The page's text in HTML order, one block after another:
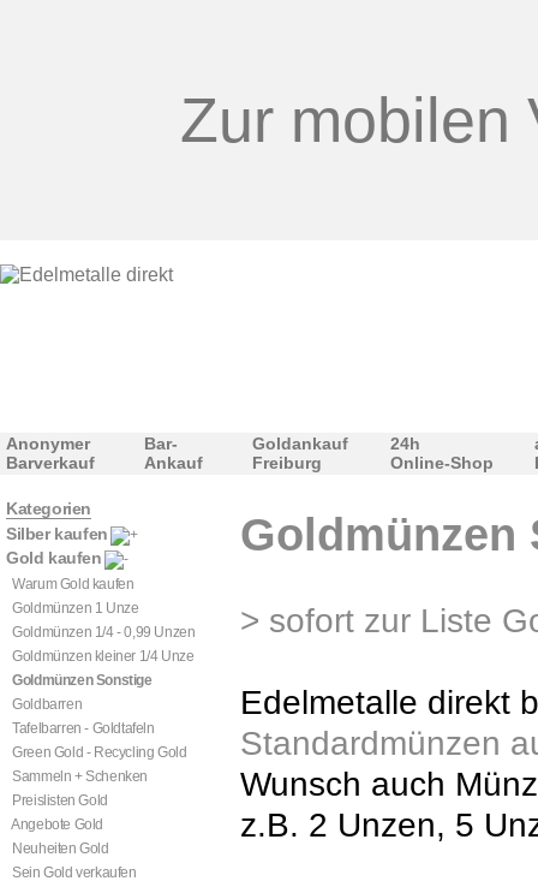
Zur mobilen
Anonymer
Barverkauf
Bar-
Ankauf
Goldankauf
Freiburg
24h
Online-Shop
Kategorien
Silber kaufen
Gold kaufen
Warum Gold kaufen
Goldmünzen 1 Unze
Goldmünzen 1/4 - 0,99 Unzen
Goldmünzen kleiner 1/4 Unze
Goldmünzen Sonstige
Goldbarren
Tafelbarren - Goldtafeln
Green Gold - Recycling Gold
Sammeln + Schenken
Preislisten Gold
Angebote Gold
Neuheiten Gold
Sein Gold verkaufen
Goldmünzen
> sofort zur Liste
Edelmetalle direkt
Standardmünzen
Wunsch auch
z.B. 2 Unzen, 5